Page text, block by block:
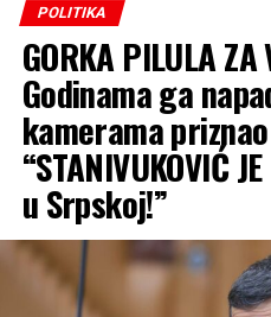
POLITIKA
GORKA PILULA
Godinama ga
kamerama priznao
“STANIVUKOVIĆ
u Srpskoj!”